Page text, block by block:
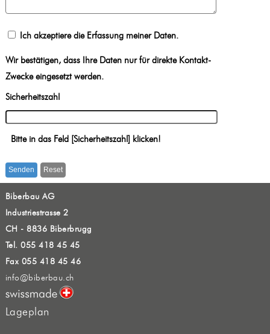
Ich akzeptiere die Erfassung meiner Daten.
Wir bestätigen, dass Ihre Daten nur für direkte Kontakt-
Zwecke eingesetzt werden.
Sicherheitszahl
Bitte in das Feld [Sicherheitszahl] klicken!
Senden Reset
Biberbau AG
Industriestrasse 2
CH - 8836 Biberbrugg
Tel. 055 418 45 45
Fax 055 418 45 46
info@biberbau.ch
Lageplan